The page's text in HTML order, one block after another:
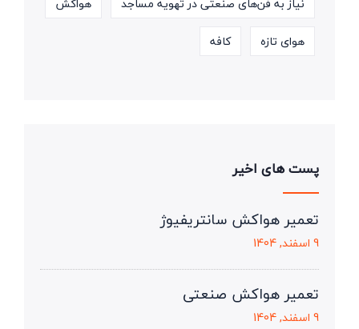
هوای تازه
کافه
پست های اخیر
تعمیر هواکش سانتریفیوژ
9 اسفند, 1404
تعمیر هواکش صنعتی
9 اسفند, 1404